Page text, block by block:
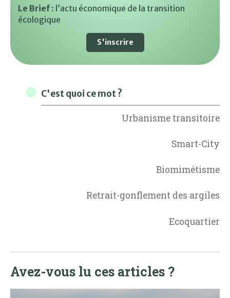
Le Brief : l’actu économique de la transition
écologique
S'inscrire
C'est quoi ce mot ?
Urbanisme transitoire
Smart-City
Biomimétisme
Retrait-gonflement des argiles
Ecoquartier
Avez-vous lu ces articles ?